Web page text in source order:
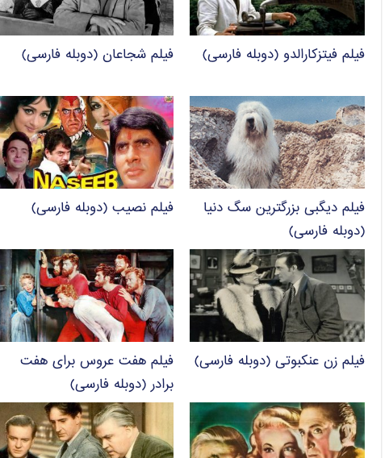
فیلم فیتزکارالدو (دوبله فارسی) فیلم شجاعان (دوبله فارسی)
فیلم دیگبی بزرگترین سگ دنیا
(دوبله فارسی)
فیلم نصیب (دوبله فارسی)
فیلم زن عنکبوتی (دوبله فارسی)
فیلم هفت عروس برای هفت
برادر (دوبله فارسی)